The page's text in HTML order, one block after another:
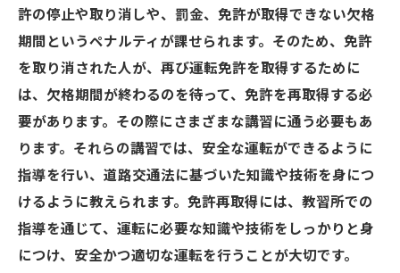
許の停止や取り消しや、罰金、免許が取得できない欠格
期間というペナルティが課せられます。そのため、免許
を取り消された人が、再び運転免許を取得するために
は、欠格期間が終わるのを待って、免許を再取得する必
要があります。その際にさまざまな講習に通う必要もあ
ります。それらの講習では、安全な運転ができるように
指導を行い、道路交通法に基づいた知識や技術を身につ
けるように教えられます。免許再取得には、教習所での
指導を通じて、運転に必要な知識や技術をしっかりと身
につけ、安全かつ適切な運転を行うことが大切です。